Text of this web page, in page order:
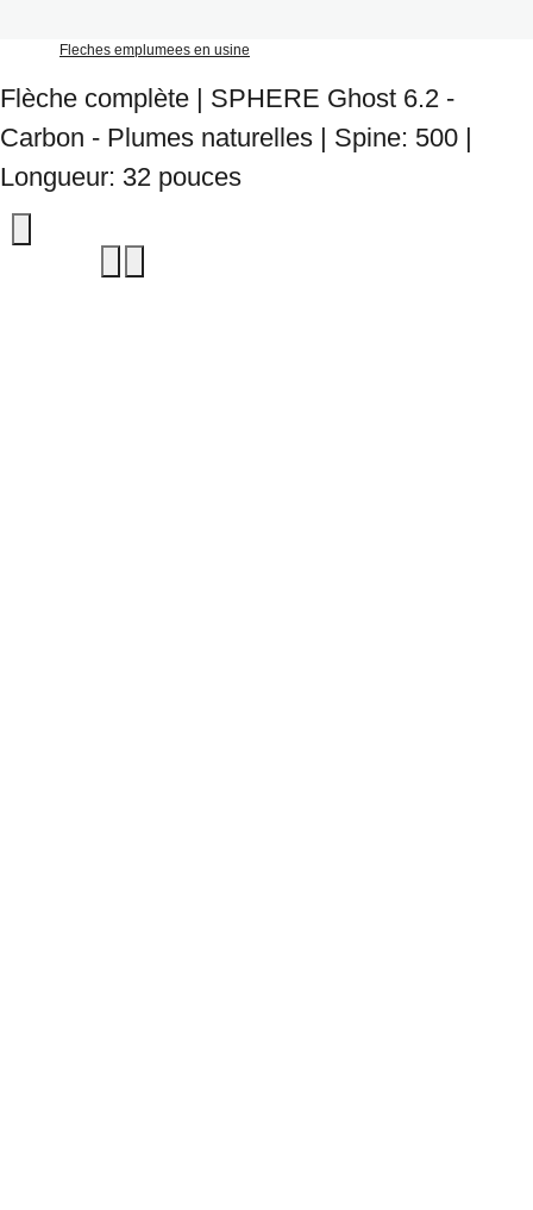
Fleches emplumees en usine
Flèche complète | SPHERE Ghost 6.2 -
Carbon - Plumes naturelles | Spine: 500 |
Longueur: 32 pouces